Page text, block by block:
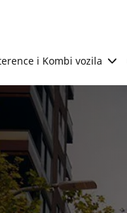
i Kombi vozila